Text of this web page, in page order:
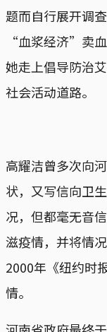
题而自行展开调
“血浆经济”卖
她走上倡导防治
社会活动道路。
高耀洁曾多次向
状，又写信向卫
况，但都毫无音
滋疫情，并将情
2000年《纽约时
情。